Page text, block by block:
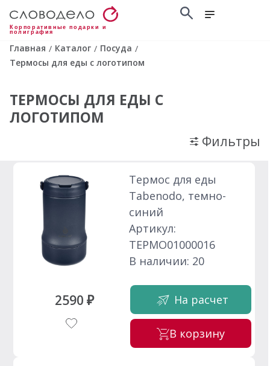
Корпоративные подарки и
полиграфия
Главная / Каталог / Посуда /
Термосы для еды с логотипом
ТЕРМОСЫ ДЛЯ ЕДЫ С
ЛОГОТИПОМ
Фильтры
2590 ₽
Термос для еды
Tabenodo, темно-
синий
Артикул:
ТЕРМО01000016
В наличии: 20
На расчет
В корзину